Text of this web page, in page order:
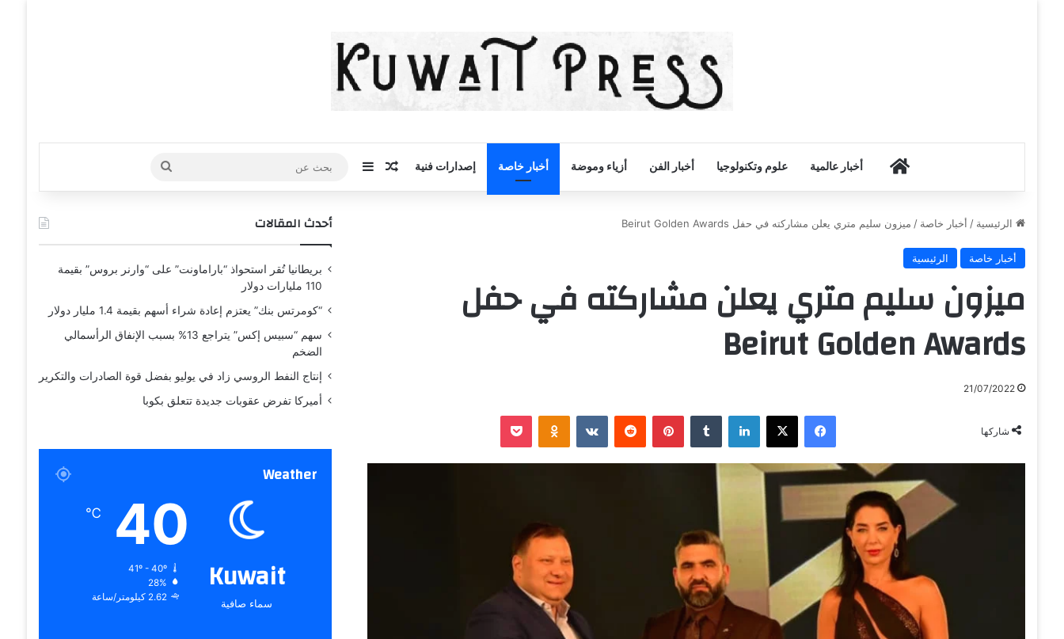
أخبار الكويت
أخبار عالمية علوم وتكنولوجيا أخبار الفن أزياء وموضة أخبار خاصة إصدارات فنية مقال عشوائي
إضافة عمود جانبي
بحث
عن
الرئيسية / أخبار خاصة / ميزون سليم متري يعلن مشاركته في حفل Beirut Golden Awards
أخبار خاصة الرئيسية
ميزون سليم متري يعلن مشاركته في حفل
Beirut Golden Awards
21/07/2022
شاركها
فيسبوك ‫X لينكدإن ‏Tumblr بينتيريست ‏Reddit
‏VKontakte
Odnoklassniki
‫Pocket
أحدث المقالات
بريطانيا تُقر استحواذ “باراماونت” على “وارنر بروس” بقيمة
110 مليارات دولار
“كومرتس بنك” يعتزم إعادة شراء أسهم بقيمة 1.4 مليار دولار
سهم “سبيس إكس” يتراجع 13% بسبب الإنفاق الرأسمالي
الضخم
إنتاج النفط الروسي زاد في يوليو بفضل قوة الصادرات والتكرير
أميركا تفرض عقوبات جديدة تتعلق بكوبا
Weather
Kuwait
سماء صافية
40
℃
41º - 40º
28%
2.62 كيلومتر/ساعة